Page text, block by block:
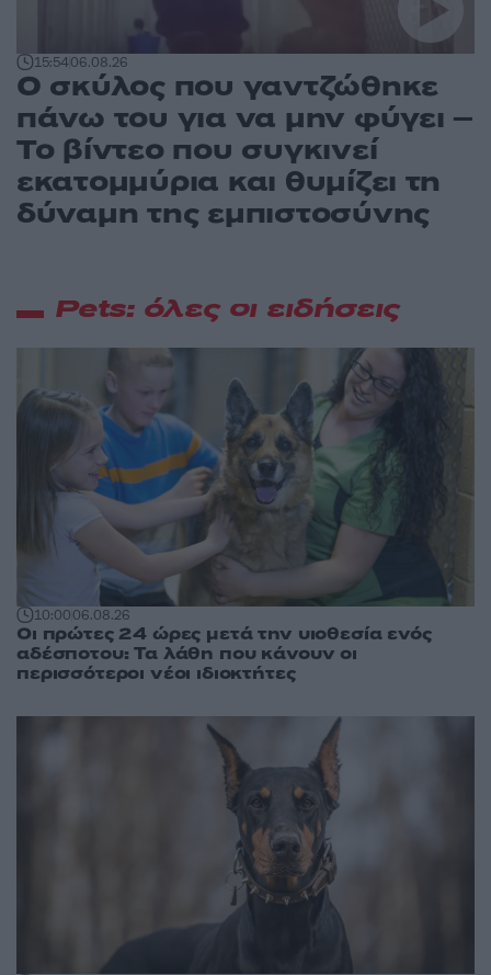
15:5406.08.26
Ο σκύλος που γαντζώθηκε
πάνω του για να μην φύγει –
Το βίντεο που συγκινεί
εκατομμύρια και θυμίζει τη
δύναμη της εμπιστοσύνης
Pets: όλες οι ειδήσεις
10:0006.08.26
Οι πρώτες 24 ώρες μετά την υιοθεσία ενός
αδέσποτου: Τα λάθη που κάνουν οι
περισσότεροι νέοι ιδιοκτήτες